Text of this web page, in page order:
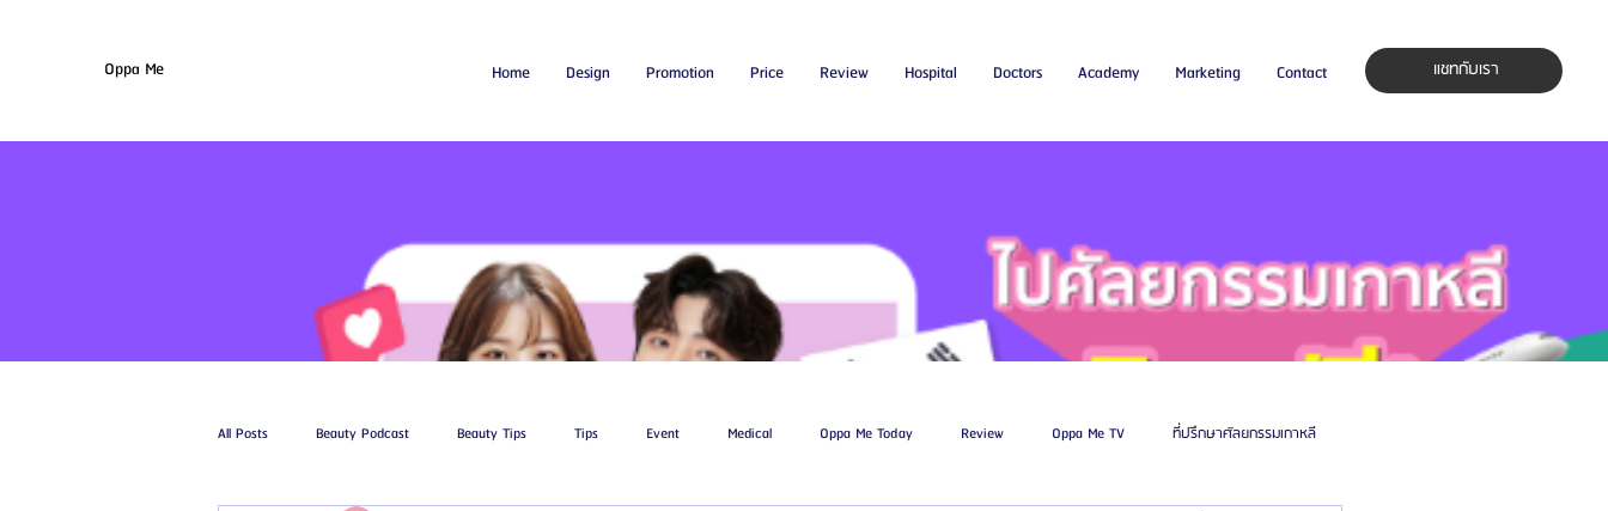
Home Design Promotion Price Review Hospital Doctors Academy Marketing Contact แชทกับเรา
Oppa Me
All Posts Beauty Podcast Beauty Tips Tips Event Medical Oppa Me Today Review Oppa Me TV ที่ปรึกษาศัลยกรรมเกาหลี